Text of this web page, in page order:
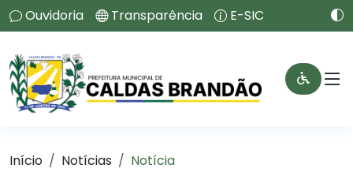
Ouvidoria Transparência E-SIC
Início Notícias Notícia